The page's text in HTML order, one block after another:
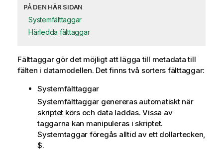
PÅ DEN HÄR SIDAN
Systemfälttaggar
Härledda fälttaggar
Fälttaggar gör det möjligt att lägga till metadata till
fälten i datamodellen. Det finns två sorters fälttaggar:
Systemfälttaggar
Systemfälttaggar genereras automatiskt när
skriptet körs och data laddas. Vissa av
taggarna kan manipuleras i skriptet.
Systemtaggar föregås alltid av ett dollartecken,
$.